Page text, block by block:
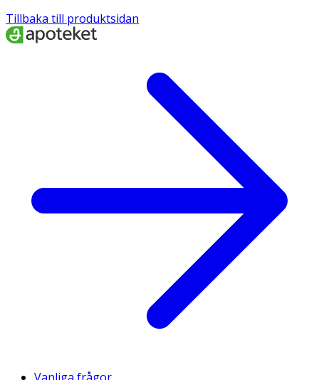
Tillbaka till produktsidan